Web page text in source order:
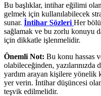
Bu başlıklar, intihar eğilimi
gelmek için kullanılabilecek
sunar. İntihar Sözleri Her
sağlamak ve bu zorlu konuyu
için dikkatle işlenmelidir.
Önemli Not: Bu konu hassas
olabileceğinden,
yardım arayan kişilere yönelik
yer verin. İntihar düşüncesi
teşvik edilmelidir.